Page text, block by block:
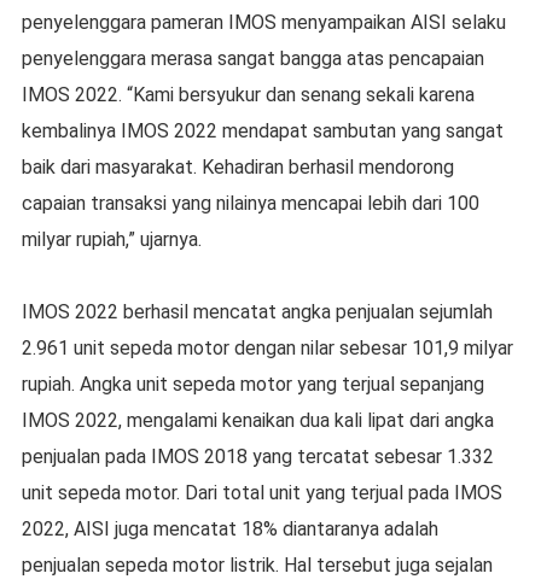
penyelenggara pameran IMOS menyampaikan AISI selaku
penyelenggara merasa sangat bangga atas pencapaian
IMOS 2022. “Kami bersyukur dan senang sekali karena
kembalinya IMOS 2022 mendapat sambutan yang sangat
baik dari masyarakat. Kehadiran berhasil mendorong
capaian transaksi yang nilainya mencapai lebih dari 100
milyar rupiah,” ujarnya.
IMOS 2022 berhasil mencatat angka penjualan sejumlah
2.961 unit sepeda motor dengan nilar sebesar 101,9 milyar
rupiah. Angka unit sepeda motor yang terjual sepanjang
IMOS 2022, mengalami kenaikan dua kali lipat dari angka
penjualan pada IMOS 2018 yang tercatat sebesar 1.332
unit sepeda motor. Dari total unit yang terjual pada IMOS
2022, AISI juga mencatat 18% diantaranya adalah
penjualan sepeda motor listrik. Hal tersebut juga sejalan